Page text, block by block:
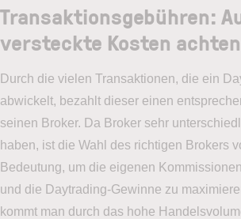
Transaktionsgebühren:
versteckte Kosten achten
Durch die vielen Transaktionen, die ein
abwickelt, bezahlt dieser einen
seinen Broker. Da Broker sehr
haben, ist die Wahl des richtigen Brokers
Bedeutung, um die eigenen
und die Daytrading-Gewinne zu
kommt man durch das hohe